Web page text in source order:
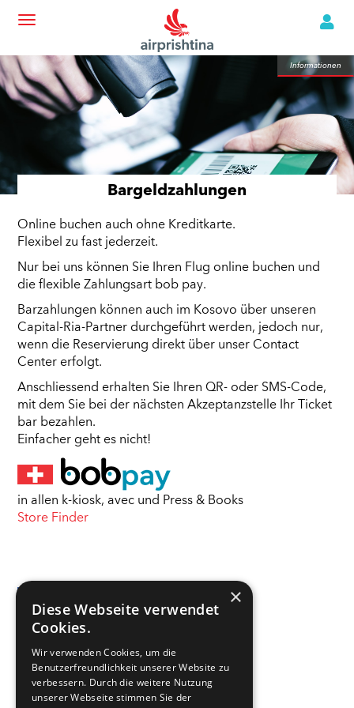
Informationen
Informationen
Bargeldzahlungen
Online buchen auch ohne Kreditkarte.
Flexibel zu fast jederzeit.
Nur bei uns können Sie Ihren Flug online buchen und
die flexible Zahlungsart bob pay.
Barzahlungen können auch im Kosovo über unseren
Capital-Ria-Partner durchgeführt werden, jedoch nur,
wenn die Reservierung direkt über unser Contact
Center erfolgt.
Anschliessend erhalten Sie Ihren QR- oder SMS-Code,
mit dem Sie bei der nächsten Akzeptanzstelle Ihr Ticket
bar bezahlen.
Einfacher geht es nicht!
in allen k-kiosk, avec und Press & Books
Store Finder
in allen Capital Ria Akzeptanzstellen
×
Diese Webseite verwendet
Cookies.
Wir verwenden Cookies, um die
Benutzerfreundlichkeit unserer Website zu
verbessern. Durch die weitere Nutzung
unserer Webseite stimmen Sie der